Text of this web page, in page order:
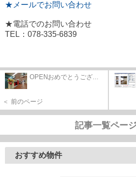
★メールでお問い合わせ
★電話でのお問い合わせ
TEL：078-335-6839
OPENおめでとうござ...
＜ 前のページ
記事一覧ペー
おすすめ物件